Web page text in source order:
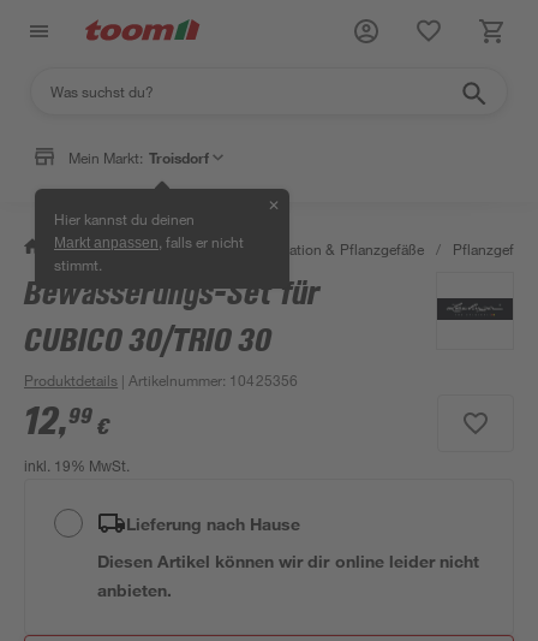
Mein Markt: Troisdorf
Hier kannst du deinen
Markt anpassen , falls er nicht
stimmt.
✕
/ Garten & Freizeit / Gartendekoration & Pflanzgefäße /
Bewässerungs-Set für
CUBICO 30/TRIO 30
Produktdetails | Artikelnummer: 10425356
12,99 €
inkl. 19% MwSt.
Lieferung nach Hause
Diesen Artikel können wir dir online leider nicht
anbieten.